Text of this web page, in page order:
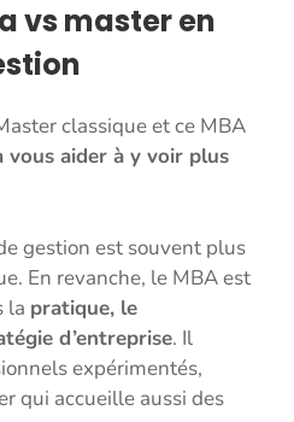
vs master en
classique et ce MBA
vous aider à y voir plus
gestion est souvent plus
En revanche, le MBA est
la pratique, le
d’entreprise. Il
expérimentés,
qui accueille aussi des